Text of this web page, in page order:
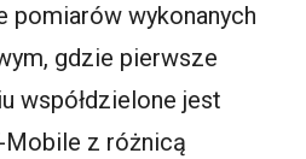
pomiarów wykonanych
gdzie pierwsze
współdzielone jest
Mobile z różnicą